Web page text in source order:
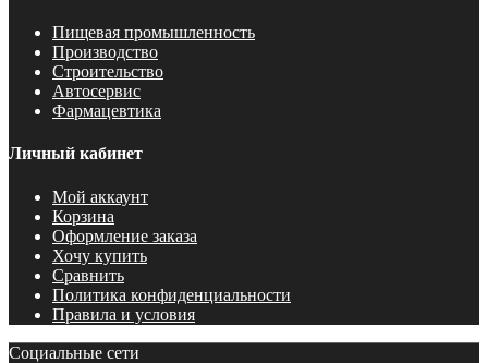
Пищевая промышленность
Производство
Строительство
Автосервис
Фармацевтика
Личный кабинет
Мой аккаунт
Корзина
Оформление заказа
Хочу купить
Сравнить
Политика конфиденциальности
Правила и условия
Социальные сети